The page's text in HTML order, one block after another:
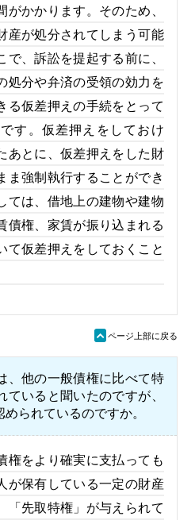
がかかります。そのため、
産が処分されてしまう可能
で、訴訟を提起する前に、
処分や弁済の受領の効力を
る仮差押えの手続をとって
す。仮差押えをしておけ
あとに、仮差押えをした財
ま強制執行することができ
ては、借地上の建物や建物
債権、家賃が振り込まれる
て仮差押えをしておくこと
ü ページ上部に戻る
、他の一般債権に比べて特
ていると聞いたのですが、
られているのですか。
をより確実に支払っても
が保有している一定の財産
「先取特権」が与えられて